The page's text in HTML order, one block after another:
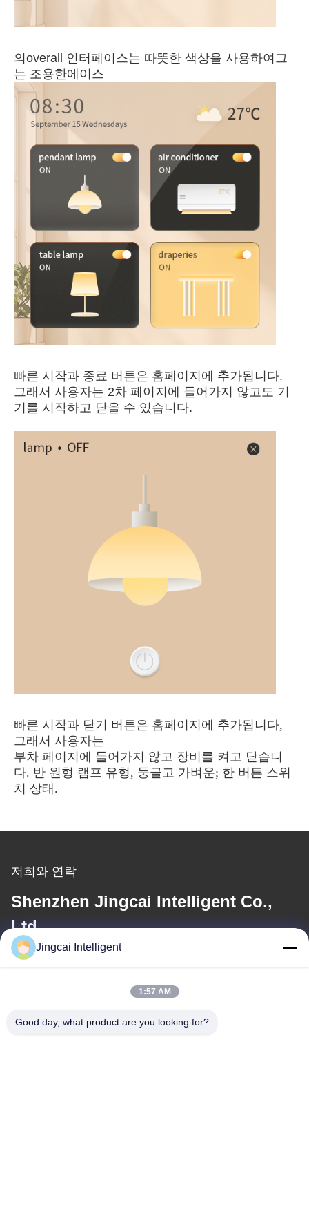
의overall 인터페이스는 따뜻한 색상을 사용하여 그
는 조용한에이스
빠른 시작과 종료 버튼은 홈페이지에 추가됩니다.
그래서 사용자는 2차 페이지에 들어가지 않고도 기
기를 시작하고 닫을 수 있습니다.
빠른 시작과 닫기 버튼은 홈페이지에 추가됩니다,
그래서 사용자는
부차 페이지에 들어가지 않고 장비를 켜고 닫습니
다. 반 원형 램프 유형, 둥글고 가벼운; 한 버튼 스위
치 상태.
저희와 연락
Shenzhen Jingcai Intelligent Co.,
Ltd.
이메일
david@guition.com
Jingcai Intelligent
1:57 AM
Good day, what product are you looking for?